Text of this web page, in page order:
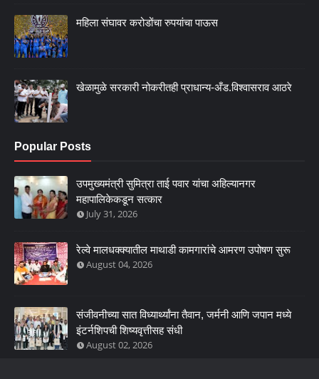
महिला संघावर करोडोंचा रुपयांचा पाऊस
खेळामुळे सरकारी नोकरीतही प्राधान्य-अँड.विश्वासराव आठरे
Popular Posts
उपमुख्यमंत्री सुमित्रा ताई पवार यांचा अहिल्यानगर
महापालिकेकडून सत्कार
July 31, 2026
रेल्वे मालधक्क्यातील माथाडी कामगारांचे आमरण उपोषण सुरू
August 04, 2026
संजीवनीच्या सात विध्यार्थ्यांना तैवान, जर्मनी आणि जपान मध्ये
इंटर्नशिपची शिष्यवृत्तीसह संधी
August 02, 2026